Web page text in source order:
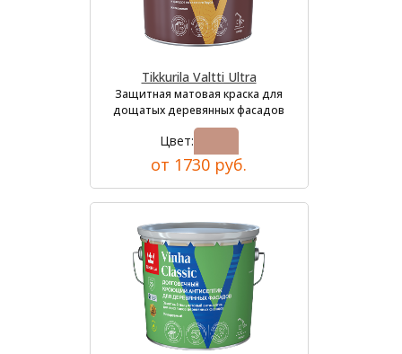
Tikkurila Valtti Ultra
Защитная матовая краска для
дощатых деревянных фасадов
Цвет:
от 1730 руб.